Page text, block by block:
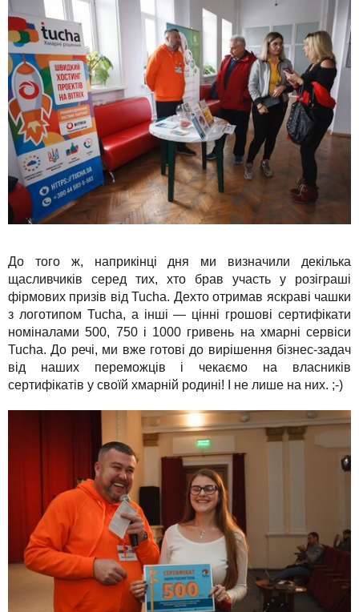
До того ж, наприкінці дня ми визначили декілька
щасливчиків серед тих, хто брав участь у розіграші
фірмових призів від Tucha. Дехто отримав яскраві чашки
з логотипом Tucha, а інші — цінні грошові сертифікати
номіналами 500, 750 і 1000 гривень на хмарні сервіси
Tucha. До речі, ми вже готові до вирішення бізнес-задач
від наших переможців і чекаємо на власників
сертифікатів у своїй хмарній родині! І не лише на них. ;-)